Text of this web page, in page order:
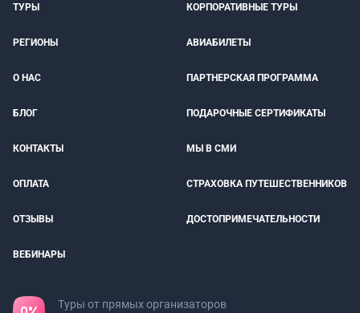
ТУРЫ КОРПОРАТИВНЫЕ ТУРЫ
РЕГИОНЫ АВИАБИЛЕТЫ
О НАС ПАРТНЕРСКАЯ ПРОГРАММА
БЛОГ ПОДАРОЧНЫЕ СЕРТИФИКАТЫ
КОНТАКТЫ МЫ В СМИ
ОПЛАТА СТРАХОВКА ПУТЕШЕСТВЕННИКОВ
ОТЗЫВЫ ДОСТОПРИМЕЧАТЕЛЬНОСТИ
ВЕБИНАРЫ
Туры от прямых организаторов